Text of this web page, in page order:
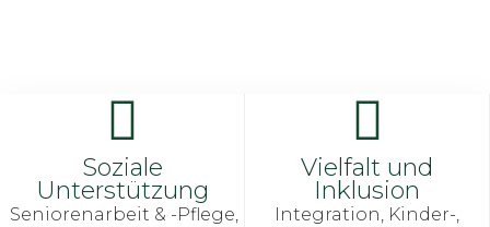
Soziale
Unterstützung
Seniorenarbeit & -Pflege,
Vielfalt und
Inklusion
Integration, Kinder-,